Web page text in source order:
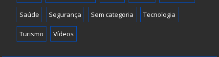
Saúde Segurança Sem categoria Tecnologia
Turismo Vídeos